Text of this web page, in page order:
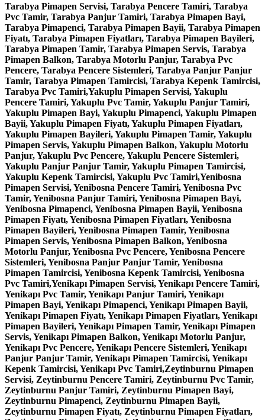
Tarabya Pimapen Servisi, Tarabya Pencere Tamiri, Tarabya
Pvc Tamir, Tarabya Panjur Tamiri, Tarabya Pimapen Bayi,
Tarabya Pimapenci, Tarabya Pimapen Bayii, Tarabya Pimapen
Fiyatı, Tarabya Pimapen Fiyatları, Tarabya Pimapen Bayileri,
Tarabya Pimapen Tamir, Tarabya Pimapen Servis, Tarabya
Pimapen Balkon, Tarabya Motorlu Panjur, Tarabya Pvc
Pencere, Tarabya Pencere Sistemleri, Tarabya Panjur Panjur
Tamir, Tarabya Pimapen Tamircisi, Tarabya Kepenk Tamircisi,
Tarabya Pvc Tamiri,Yakuplu Pimapen Servisi, Yakuplu
Pencere Tamiri, Yakuplu Pvc Tamir, Yakuplu Panjur Tamiri,
Yakuplu Pimapen Bayi, Yakuplu Pimapenci, Yakuplu Pimapen
Bayii, Yakuplu Pimapen Fiyatı, Yakuplu Pimapen Fiyatları,
Yakuplu Pimapen Bayileri, Yakuplu Pimapen Tamir, Yakuplu
Pimapen Servis, Yakuplu Pimapen Balkon, Yakuplu Motorlu
Panjur, Yakuplu Pvc Pencere, Yakuplu Pencere Sistemleri,
Yakuplu Panjur Panjur Tamir, Yakuplu Pimapen Tamircisi,
Yakuplu Kepenk Tamircisi, Yakuplu Pvc Tamiri,Yenibosna
Pimapen Servisi, Yenibosna Pencere Tamiri, Yenibosna Pvc
Tamir, Yenibosna Panjur Tamiri, Yenibosna Pimapen Bayi,
Yenibosna Pimapenci, Yenibosna Pimapen Bayii, Yenibosna
Pimapen Fiyatı, Yenibosna Pimapen Fiyatları, Yenibosna
Pimapen Bayileri, Yenibosna Pimapen Tamir, Yenibosna
Pimapen Servis, Yenibosna Pimapen Balkon, Yenibosna
Motorlu Panjur, Yenibosna Pvc Pencere, Yenibosna Pencere
Sistemleri, Yenibosna Panjur Panjur Tamir, Yenibosna
Pimapen Tamircisi, Yenibosna Kepenk Tamircisi, Yenibosna
Pvc Tamiri,Yenikapı Pimapen Servisi, Yenikapı Pencere Tamiri,
Yenikapı Pvc Tamir, Yenikapı Panjur Tamiri, Yenikapı
Pimapen Bayi, Yenikapı Pimapenci, Yenikapı Pimapen Bayii,
Yenikapı Pimapen Fiyatı, Yenikapı Pimapen Fiyatları, Yenikapı
Pimapen Bayileri, Yenikapı Pimapen Tamir, Yenikapı Pimapen
Servis, Yenikapı Pimapen Balkon, Yenikapı Motorlu Panjur,
Yenikapı Pvc Pencere, Yenikapı Pencere Sistemleri, Yenikapı
Panjur Panjur Tamir, Yenikapı Pimapen Tamircisi, Yenikapı
Kepenk Tamircisi, Yenikapı Pvc Tamiri,Zeytinburnu Pimapen
Servisi, Zeytinburnu Pencere Tamiri, Zeytinburnu Pvc Tamir,
Zeytinburnu Panjur Tamiri, Zeytinburnu Pimapen Bayi,
Zeytinburnu Pimapenci, Zeytinburnu Pimapen Bayii,
Zeytinburnu Pimapen Fiyatı, Zeytinburnu Pimapen Fiyatları,